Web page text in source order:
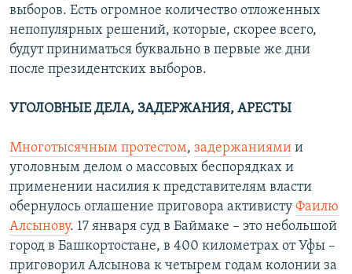
выборов. Есть огромное количество отложенных
непопулярных решений, которые, скорее всего,
будут приниматься буквально в первые же дни
после президентских выборов.
УГОЛОВНЫЕ ДЕЛА, ЗАДЕРЖАНИЯ, АРЕСТЫ
Многотысячным протестом, задержаниями и
уголовным делом о массовых беспорядках и
применении насилия к представителям власти
обернулось оглашение приговора активисту Фаилю
Алсынову. 17 января суд в Баймаке – это небольшой
город в Башкортостане, в 400 километрах от Уфы –
приговорил Алсынова к четырем годам колонии за